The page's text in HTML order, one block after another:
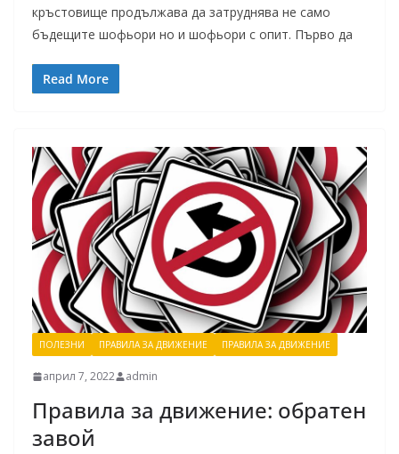
кръстовище продължава да затруднява не само
бъдещите шофьори но и шофьори с опит. Първо да
Read More
ПОЛЕЗНИ ПРАВИЛА ЗА ДВИЖЕНИЕ ПРАВИЛА ЗА ДВИЖЕНИЕ
април 7, 2022 admin
Правила за движение: обратен
завой